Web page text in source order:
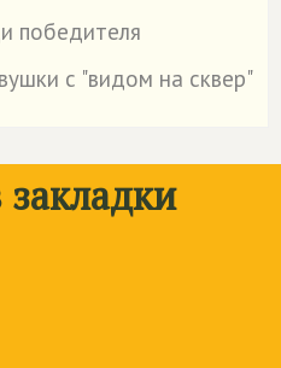
победителя
с "видом на сквер"